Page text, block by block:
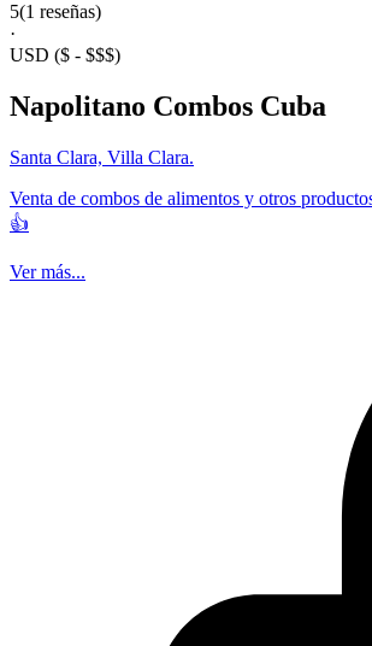
5(1 reseñas)
·
USD ($ - $$$)
Napolitano Combos Cuba
Santa Clara, Villa Clara.
Venta de combos de alimentos y otros
👍
Ver más...